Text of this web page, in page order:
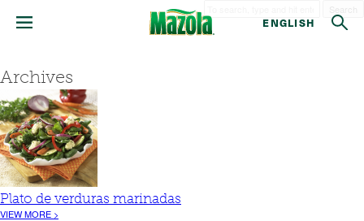
ENGLISH
Archives
Plato de verduras marinadas
VIEW MORE >